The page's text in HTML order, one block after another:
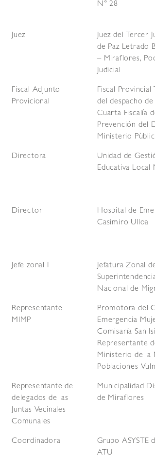
N° 28
Juez
Juez del Tercer
de Paz Letrado
– Miraflores,
Judicial
Fiscal Adjunto
Provicional
Fiscal Provincial
del despacho de
Cuarta Fiscalía
Prevención del
Ministerio
Directora
Unidad de
Educativa Local
Director
Hospital de
Casimiro Ulloa
Jefe zonal I
Jefatura Zonal
Nacional de
Representante
MIMP
Promotora del
Emergencia
Comisaría San
Representante
Ministerio de la
Poblaciones
Representante de
delegados de las
Juntas Vecinales
Comunales
Municipalidad
de Miraflores
Coordinadora
Grupo ASYSTE
ATU